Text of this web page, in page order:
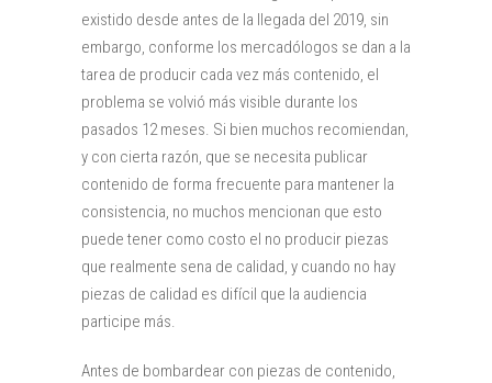
existido desde antes de la llegada del 2019, sin
embargo, conforme los mercadólogos se dan a la
tarea de producir cada vez más contenido, el
problema se volvió más visible durante los
pasados 12 meses. Si bien muchos recomiendan,
y con cierta razón, que se necesita publicar
contenido de forma frecuente para mantener la
consistencia, no muchos mencionan que esto
puede tener como costo el no producir piezas
que realmente sena de calidad, y cuando no hay
piezas de calidad es difícil que la audiencia
participe más.
Antes de bombardear con piezas de contenido,